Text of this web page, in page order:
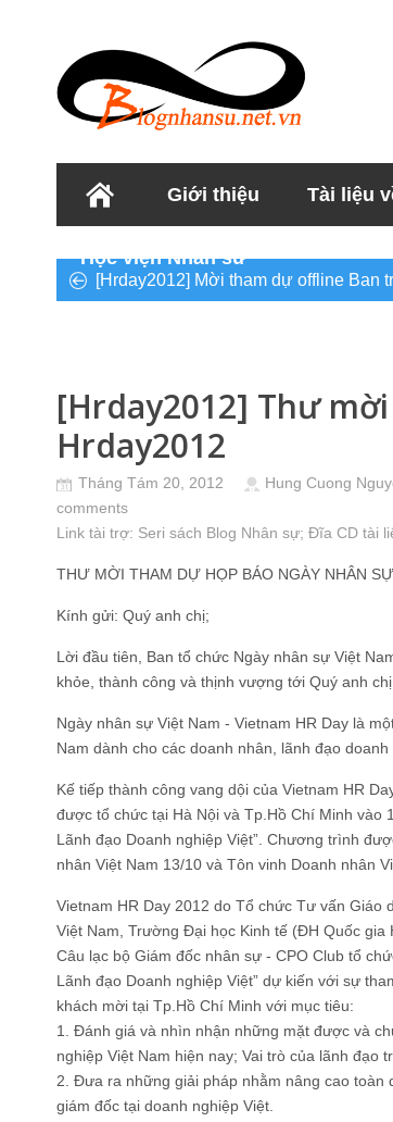
Giới thiệu Tài liệu
Học viện Nhân sư
[Hrday2012] Mời tham dự offline Ban
[Hrday2012] Thư
Hrday2012
Tháng Tám 20, 2012 Hung Cuong
comments
Link tài trợ: Seri sách Blog Nhân sự; Đĩa CD tài
THƯ MỜI THAM DỰ HỌP BÁO NGÀY NHÂN
Kính gửi: Quý anh chị;
Lời đầu tiên, Ban tổ chức Ngày nhân sự Việt
khỏe, thành công và thịnh vượng tới Quý anh chị.
Ngày nhân sự Việt Nam - Vietnam HR Day là
Nam dành cho các doanh nhân, lãnh đạo
Kế tiếp thành công vang dội của Vietnam HR
được tổ chức tại Hà Nội và Tp.Hồ Chí Minh vào
Lãnh đạo Doanh nghiệp Việt”. Chương trình
nhân Việt Nam 13/10 và Tôn vinh Doanh nhân
Vietnam HR Day 2012 do Tổ chức Tư vấn Giáo
Việt Nam, Trường Đại học Kinh tế (ĐH Quốc gia
Câu lạc bộ Giám đốc nhân sự - CPO Club tổ
Lãnh đạo Doanh nghiệp Việt” dự kiến với sự
khách mời tại Tp.Hồ Chí Minh với mục tiêu:
1. Đánh giá và nhìn nhận những mặt được và
nghiệp Việt Nam hiện nay; Vai trò của lãnh đạo
2. Đưa ra những giải pháp nhằm nâng cao toàn
giám đốc tại doanh nghiệp Việt.